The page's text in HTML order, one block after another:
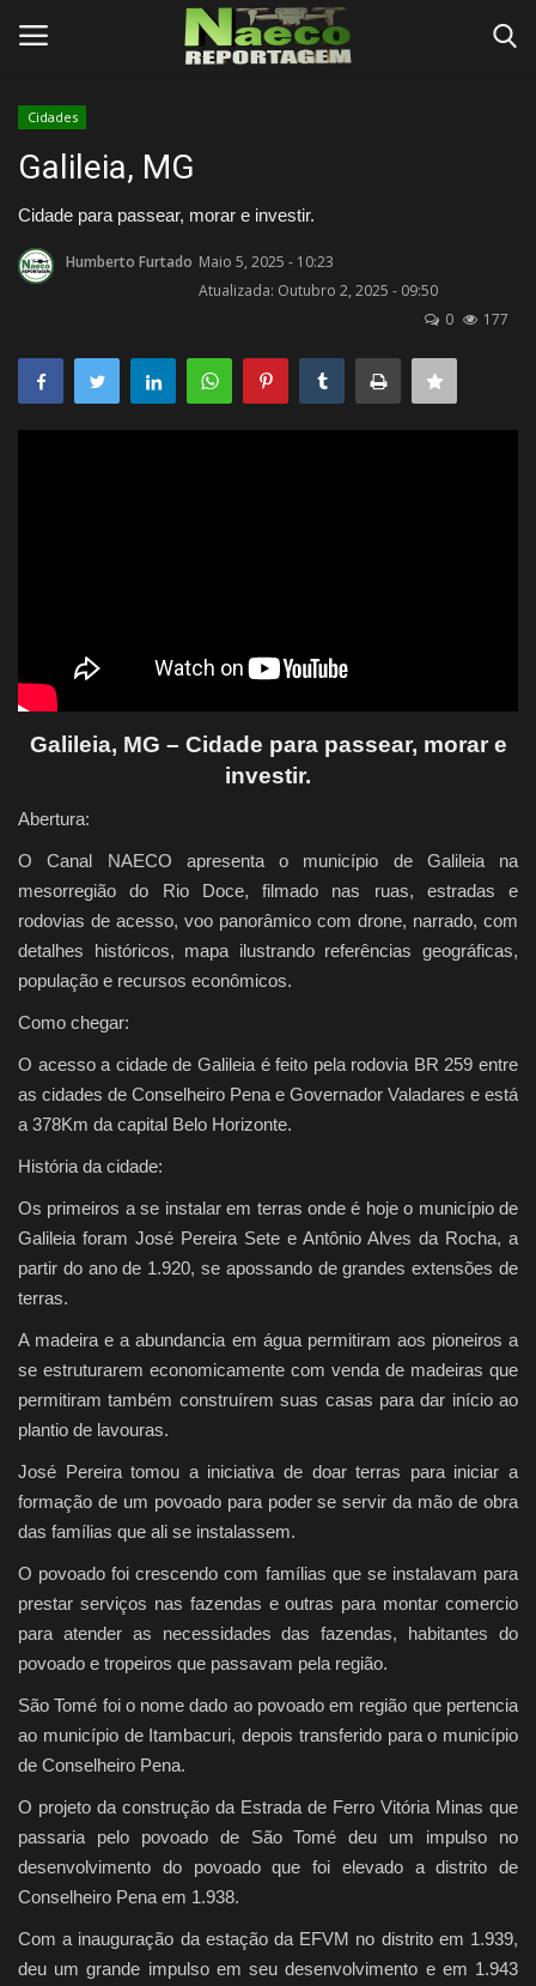
Início
Termos e Condições
Negócios
Fale Conosco
Cidades
Galileia, MG
Cidade para passear, morar e investir.
Humberto Furtado Maio 5, 2025 - 10:23
Atualizada: Outubro 2, 2025 - 09:50
0
177
Galileia, MG – Cidade para passear, morar e
investir.
Abertura:
O Canal NAECO apresenta o município de Galileia na
mesorregião do Rio Doce, filmado nas ruas, estradas e
rodovias de acesso, voo panorâmico com drone, narrado, com
detalhes históricos, mapa ilustrando referências geográficas,
população e recursos econômicos.
Como chegar:
O acesso a cidade de Galileia é feito pela rodovia BR 259 entre
as cidades de Conselheiro Pena e Governador Valadares e está
a 378Km da capital Belo Horizonte.
História da cidade:
Os primeiros a se instalar em terras onde é hoje o município de
Galileia foram José Pereira Sete e Antônio Alves da Rocha, a
partir do ano de 1.920, se apossando de grandes extensões de
terras.
A madeira e a abundancia em água permitiram aos pioneiros a
se estruturarem economicamente com venda de madeiras que
permitiram também construírem suas casas para dar início ao
plantio de lavouras.
José Pereira tomou a iniciativa de doar terras para iniciar a
formação de um povoado para poder se servir da mão de obra
das famílias que ali se instalassem.
O povoado foi crescendo com famílias que se instalavam para
prestar serviços nas fazendas e outras para montar comercio
para atender as necessidades das fazendas, habitantes do
povoado e tropeiros que passavam pela região.
São Tomé foi o nome dado ao povoado em região que pertencia
ao município de Itambacuri, depois transferido para o município
de Conselheiro Pena.
O projeto da construção da Estrada de Ferro Vitória Minas que
passaria pelo povoado de São Tomé deu um impulso no
desenvolvimento do povoado que foi elevado a distrito de
Conselheiro Pena em 1.938.
Com a inauguração da estação da EFVM no distrito em 1.939,
deu um grande impulso em seu desenvolvimento e em 1.943